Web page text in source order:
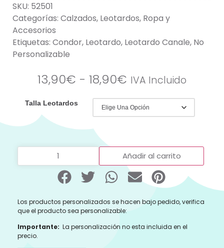
SKU: 52501
Categorías: Calzados, Leotardos, Ropa y
Accesorios
Etiquetas: Condor, Leotardo, Leotardo Canale, No
Personalizable
13,90€ - 18,90€ IVA Incluido
Talla Leotardos
Añadir al carrito
Los productos personalizados se hacen bajo pedido, verifica
que el producto sea personalizable:
Importante: La personalización no esta incluida en el
precio.